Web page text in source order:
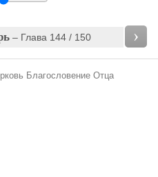
– Глава 144 / 150 ›
Благословение Отца